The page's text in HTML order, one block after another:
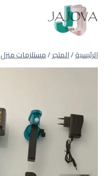
المحتوى
الرئيسية/المتجر/مستلزمات منزل